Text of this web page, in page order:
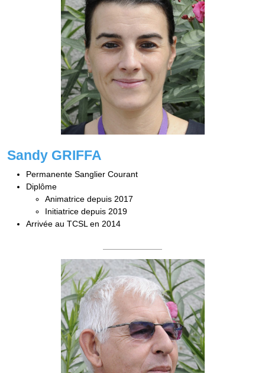
Sandy GRIFFA
Permanente Sanglier Courant
Diplôme
Animatrice depuis 2017
Initiatrice depuis 2019
Arrivée au TCSL en 2014